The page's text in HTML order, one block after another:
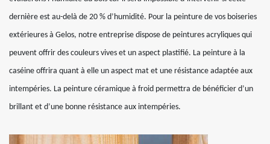
dernière est au-delà de 20 % d’humidité. Pour la peinture de vos boiseries
extérieures à Gelos, notre entreprise dispose de peintures acryliques qui
peuvent offrir des couleurs vives et un aspect plastifié. La peinture à la
caséine offrira quant à elle un aspect mat et une résistance adaptée aux
intempéries. La peinture céramique à froid permettra de bénéficier d’un
brillant et d’une bonne résistance aux intempéries.